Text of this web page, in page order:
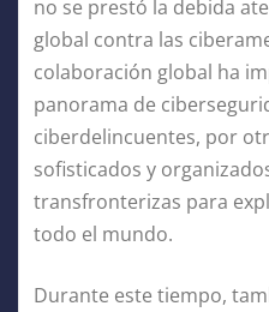
no se prestó la debida
global contra las
colaboración global ha
panorama de
ciberdelincuentes, por
sofisticados y
transfronterizas para
todo el mundo.
Durante este tiempo,